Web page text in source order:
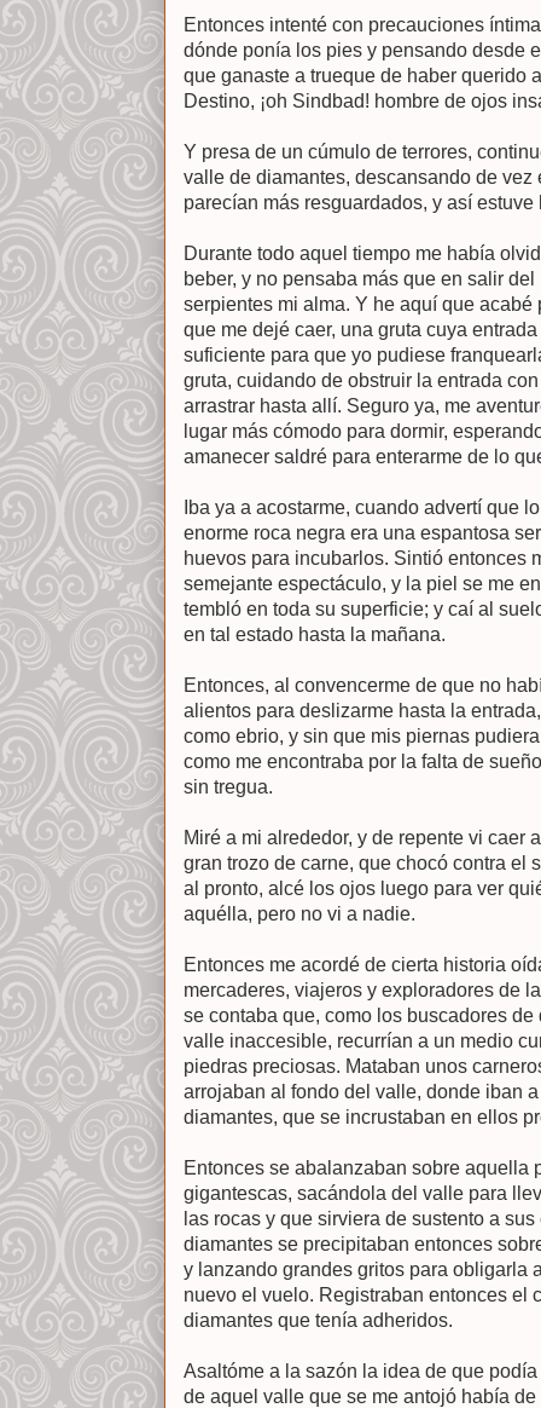
Entonces intenté con precauciones
dónde ponía los pies y pensando desde
que ganaste a trueque de haber querido
Destino, ¡oh Sindbad! hombre de ojos
Y presa de un cúmulo de terrores,
valle de diamantes, descansando de
parecían más resguardados, y así
Durante todo aquel tiempo me había
beber, y no pensaba más que en salir
serpientes mi alma. Y he aquí que acabé
que me dejé caer, una gruta cuya
suficiente para que yo pudiese
gruta, cuidando de obstruir la entrada
arrastrar hasta allí. Seguro ya, me
lugar más cómodo para dormir,
amanecer saldré para enterarme de lo
Iba ya a acostarme, cuando advertí que
enorme roca negra era una espantosa
huevos para incubarlos. Sintió entonces
semejante espectáculo, y la piel se me
tembló en toda su superficie; y caí al
en tal estado hasta la mañana.
Entonces, al convencerme de que no
alientos para deslizarme hasta la
como ebrio, y sin que mis piernas
como me encontraba por la falta de
sin tregua.
Miré a mi alrededor, y de repente vi caer
gran trozo de carne, que chocó contra el
al pronto, alcé los ojos luego para ver
aquélla, pero no vi a nadie.
Entonces me acordé de cierta historia
mercaderes, viajeros y exploradores de
se contaba que, como los buscadores
valle inaccesible, recurrían a un medio
piedras preciosas. Mataban unos
arrojaban al fondo del valle, donde iban
diamantes, que se incrustaban en ellos
Entonces se abalanzaban sobre aquella
gigantescas, sacándola del valle para
las rocas y que sirviera de sustento a
diamantes se precipitaban entonces
y lanzando grandes gritos para obligarla
nuevo el vuelo. Registraban entonces el
diamantes que tenía adheridos.
Asaltóme a la sazón la idea de que
de aquel valle que se me antojó había